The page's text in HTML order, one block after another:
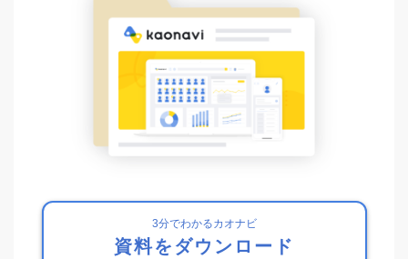
3分でわかるカオナビ
資料をダウンロード